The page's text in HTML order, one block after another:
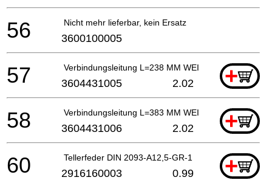
Nicht mehr lieferbar, kein Ersatz
56 3600100005
Verbindungsleitung L=238 MM WEISS +
57 3604431005 2.02
Verbindungsleitung L=383 MM WEISS +
58 3604431006 2.02
Tellerfeder DIN 2093-A12,5-GR-1 +
60 2916160003 0.99